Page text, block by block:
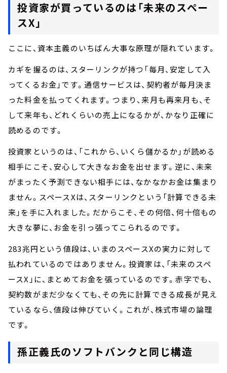
投資家が買っているのは「未来のスペー
スX」
ここに、資本主義のいちばん大事な原理が隠れています。
カギを握るのは、スターリンクが持つ「毎月、安定して入
ってくるお金」です。通信サービスは、契約者が毎月決ま
った料金を払ってくれます。つまり、来月も再来月も、そ
して来年も、どれくらいの売上になるかが、かなり正確に
読めるのです。
投資家というのは、「これから、いくら儲かるか」が読める
相手にこそ、安心して大きなお金を出せます。逆に、未来
がまったく予測できない相手には、なかなかお金は集まり
ません。スペースXは、スターリンクという「計算できる未
来」を手に入れました。だからこそ、その何倍、何十倍もの
大きな夢に、お金を引っ張ってこられるのです。
283兆円という値段は、いまのスペースXの実力に対して
払われているのではありません。投資家は、「未来のスペ
ースX」に、まとめてお金を張っているのです。赤字でも、
契約数がまだ少なくても、その先に計算できる成長が見え
ているなら、値段は伸びていく。これが、株式市場の論理
です。
孫正義氏のソフトバンクと同じ構造